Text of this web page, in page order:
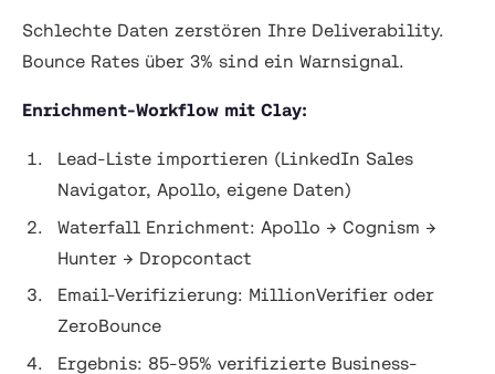
Schlechte Daten zerstören Ihre Deliverability.
Bounce Rates über 3% sind ein Warnsignal.
Enrichment-Workflow mit Clay:
Lead-Liste importieren (LinkedIn Sales
Navigator, Apollo, eigene Daten)
Waterfall Enrichment: Apollo → Cognism →
Hunter → Dropcontact
Email-Verifizierung: MillionVerifier oder
ZeroBounce
Ergebnis: 85-95% verifizierte Business-